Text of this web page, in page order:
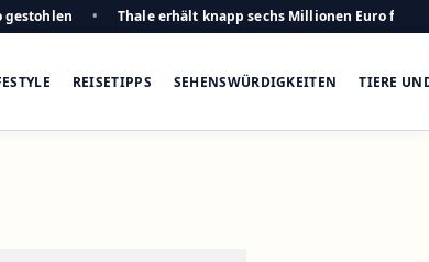
gestohlen Thale erhält knapp sechs Millionen Euro für
REISETIPPS SEHENSWÜRDIGKEITEN TIERE